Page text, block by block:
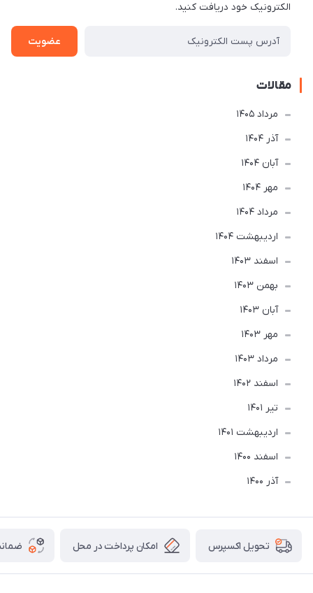
الکترونیک خود دریافت کنید.
عضویت
مقالات
مرداد 1405
آذر 1404
آبان 1404
مهر 1404
مرداد 1404
ارديبهشت 1404
اسفند 1403
بهمن 1403
آبان 1403
مهر 1403
مرداد 1403
اسفند 1402
تير 1401
ارديبهشت 1401
اسفند 1400
آذر 1400
تحویل اکسپرس امکان پرداخت در محل